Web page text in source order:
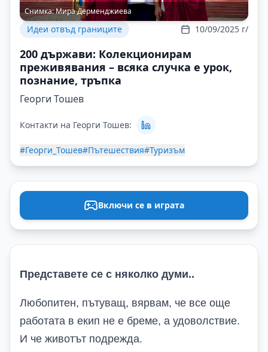
Снимка:Мира Дерменджиева
Идеи отвъд границите 10/09/2025 г/
200 държави: Колекционирам
преживявания – всяка случка е урок,
познание, тръпка
Георги Тошев
Контакти на Георги Тошев:
#Георги_Тошев#Пътешествия#Туризъм
Включи се в играта
Представете се с няколко думи..
Любопитен, пътуващ, вярвам, че все още
работата в екип не е бреме, а удоволствие.
И че животът подрежда.